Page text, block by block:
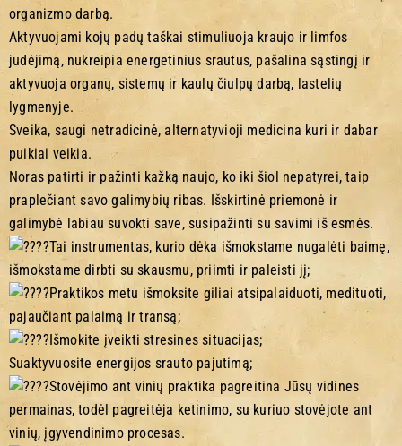
organizmo darbą.
Aktyvuojami kojų padų taškai stimuliuoja kraujo ir limfos
judėjimą, nukreipia energetinius srautus, pašalina sąstingį ir
aktyvuoja organų, sistemų ir kaulų čiulpų darbą, lastelių
lygmenyje.
Sveika, saugi netradicinė, alternatyvioji medicina kuri ir dabar
puikiai veikia.
Noras patirti ir pažinti kažką naujo, ko iki šiol nepatyrei, taip
praplečiant savo galimybių ribas. Išskirtinė priemonė ir
galimybė labiau suvokti save, susipažinti su savimi iš esmės.
Tai instrumentas, kurio dėka išmokstame nugalėti baimę,
išmokstame dirbti su skausmu, priimti ir paleisti jį;
Praktikos metu išmoksite giliai atsipalaiduoti, medituoti,
pajaučiant palaimą ir transą;
Išmokite įveikti stresines situacijas;
Suaktyvuosite energijos srauto pajutimą;
Stovėjimo ant vinių praktika pagreitina Jūsų vidines
permainas, todėl pagreitėja ketinimo, su kuriuo stovėjote ant
vinių, įgyvendinimo procesas.